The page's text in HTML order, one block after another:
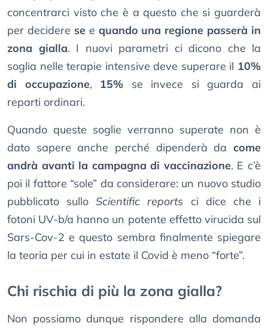
concentrarci visto che è a questo che si guarderà
per decidere see quando una regione passerà in
zona gialla. I nuovi parametri ci dicono che la
soglia nelle terapie intensive deve superare il 10%
di occupazione, 15% se invece si guarda ai
reparti ordinari.
Quando queste soglie verranno superate non è
dato sapere anche perché dipenderà da come
andrà avanti la campagna di vaccinazione. E c’è
poi il fattore “sole” da considerare: un nuovo studio
pubblicato sulloScientific reports ci dice che i
fotoni UV-b/a hanno un potente effetto virucida sul
Sars-Cov-2 e questo sembra finalmente spiegare
la teoria per cui in estate il Covid è meno “forte”.
Chi rischia di più la zona gialla?
Non possiamo dunque rispondere alla domanda